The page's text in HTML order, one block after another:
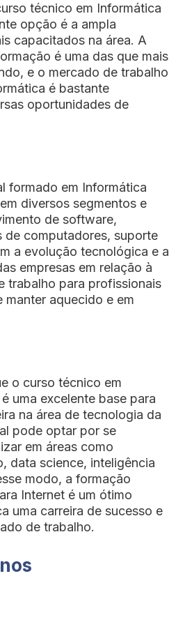
técnico em Informática
opção é a ampla
capacitados na área. A
é uma das que mais
e o mercado de trabalho
é bastante
oportunidades de
formado em Informática
diversos segmentos e
de software,
de computadores, suporte
a evolução tecnológica e a
empresas em relação à
trabalho para profissionais
manter aquecido e em
o curso técnico em
uma excelente base para
na área de tecnologia da
pode optar por se
em áreas como
data science, inteligência
modo, a formação
Internet é um ótimo
uma carreira de sucesso e
de trabalho.